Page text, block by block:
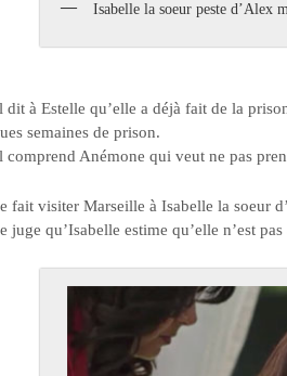
Isabelle la soeur peste d’Alex
dit à Estelle qu’elle a déjà fait de la
semaines de prison.
comprend Anémone qui veut ne pas
fait visiter Marseille à Isabelle la soeur
juge qu’Isabelle estime qu’elle n’est